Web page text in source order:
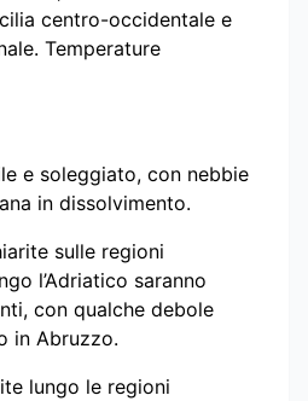
centro-occidentale e
Temperature
e soleggiato, con nebbie
in dissolvimento.
sulle regioni
l’Adriatico saranno
con qualche debole
in Abruzzo.
lungo le regioni